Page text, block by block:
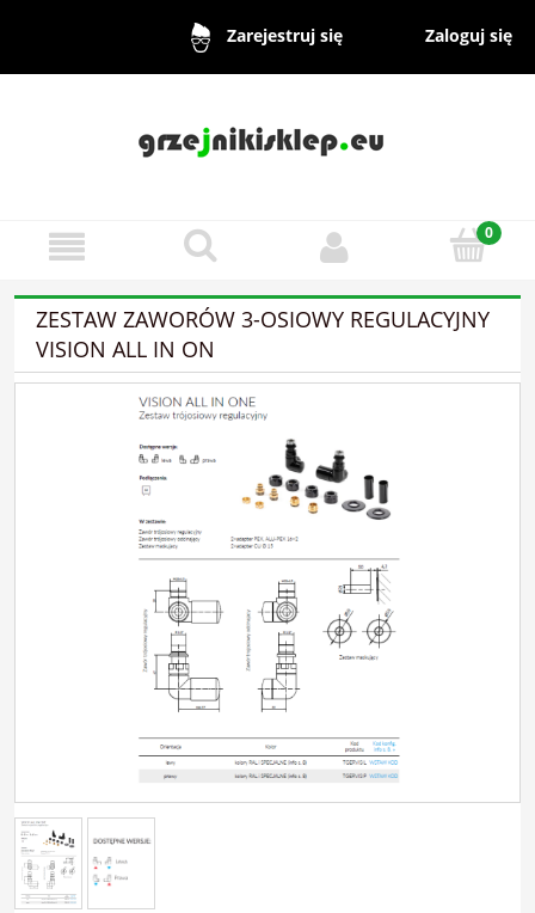
Zarejestruj się Zaloguj się
ZESTAW ZAWORÓW 3-OSIOWY REGULACYJNY
VISION ALL IN ON